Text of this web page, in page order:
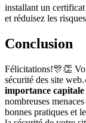
installant un
et réduisez les
Conclusion
Félicitations!🎊👏
sécurité des site
importance
nombreuses
bonnes pratiques et